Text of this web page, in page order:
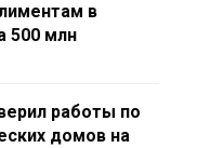
в
500 млн
работы по
домов на